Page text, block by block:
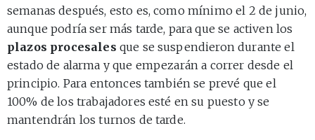
semanas después, esto es, como mínimo el 2 de junio,
aunque podría ser más tarde, para que se activen los
plazos procesales que se suspendieron durante el
estado de alarma y que empezarán a correr desde el
principio. Para entonces también se prevé que el
100% de los trabajadores esté en su puesto y se
mantendrán los turnos de tarde.